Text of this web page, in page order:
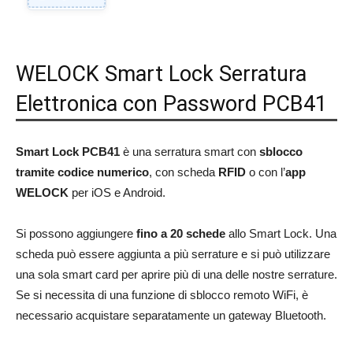
WELOCK Smart Lock Serratura
Elettronica con Password PCB41
Smart Lock PCB41 è una serratura smart con sblocco
tramite codice numerico, con scheda RFID o con l’app
WELOCK per iOS e Android.
Si possono aggiungere fino a 20 schede allo Smart Lock. Una
scheda può essere aggiunta a più serrature e si può utilizzare
una sola smart card per aprire più di una delle nostre serrature.
Se si necessita di una funzione di sblocco remoto WiFi, è
necessario acquistare separatamente un gateway Bluetooth.